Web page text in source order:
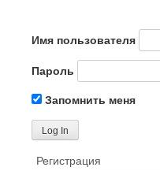
Имя пользователя
Пароль
Запомнить меня
Регистрация